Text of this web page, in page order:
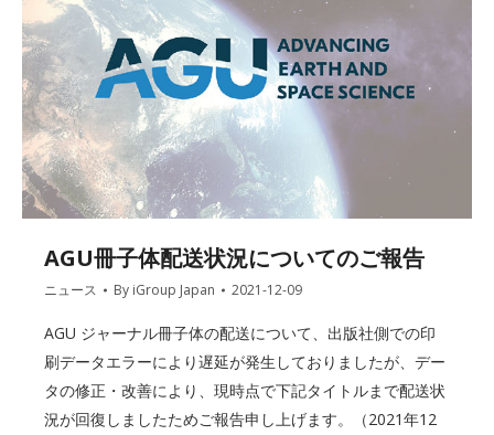
AGU冊子体配送状況についてのご報告
ニュース By iGroup Japan 2021-12-09
AGU ジャーナル冊子体の配送について、出版社側での印
刷データエラーにより遅延が発生しておりましたが、デー
タの修正・改善により、現時点で下記タイトルまで配送状
況が回復しましたためご報告申し上げます。（2021年12